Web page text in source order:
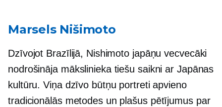
Marsels Nišimoto
Dzīvojot Brazīlijā, Nishimoto japāņu vecvecāki
nodrošināja mākslinieka tiešu saikni ar Japānas
kultūru. Viņa dzīvo būtņu portreti apvieno
tradicionālās metodes un plašus pētījumus par